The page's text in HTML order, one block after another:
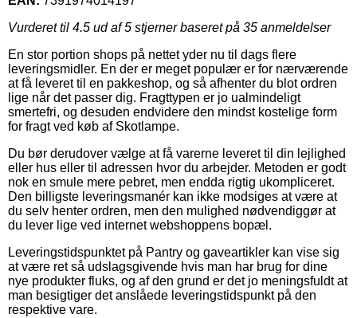
Vurderet til 4.5 ud af 5 stjerner baseret på 35 anmeldelser
En stor portion shops på nettet yder nu til dags flere
leveringsmidler. En der er meget populær er for nærværende
at få leveret til en pakkeshop, og så afhenter du blot ordren
lige når det passer dig. Fragttypen er jo ualmindeligt
smertefri, og desuden endvidere den mindst kostelige form
for fragt ved køb af Skotlampe.
Du bør derudover vælge at få varerne leveret til din lejlighed
eller hus eller til adressen hvor du arbejder. Metoden er godt
nok en smule mere pebret, men endda rigtig ukompliceret.
Den billigste leveringsmanér kan ikke modsiges at være at
du selv henter ordren, men den mulighed nødvendiggør at
du lever lige ved internet webshoppens bopæl.
Leveringstidspunktet på Pantry og gaveartikler kan vise sig
at være ret så udslagsgivende hvis man har brug for dine
nye produkter fluks, og af den grund er det jo meningsfuldt at
man besigtiger det anslåede leveringstidspunkt på den
respektive vare.